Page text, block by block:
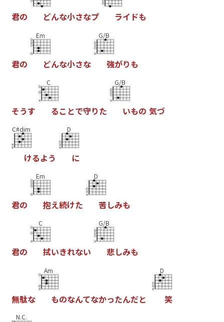
君の どんな小さなプ ライ ドも
君の
Em
どんな小さな
G/B
強がりも
そうす
C
るこ とで守りた
G/B
いもの 気づ
C#dim
けるよう
D
に
君の
Em
抱え続けた
D
苦しみも
君の
C
拭いきれない
G/B
悲しみも
無駄な
Am
ものなんてなかったんだと
D
笑
N.C.